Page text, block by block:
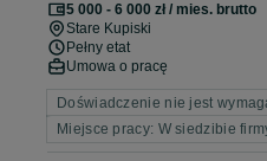
5 000 - 6 000 zł / mies. brutto
Stare Kupiski
Pełny etat
Umowa o pracę
Doświadczenie nie jest
Miejsce pracy: W siedzibie